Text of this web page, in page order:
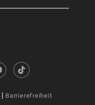
Barrierefreiheit